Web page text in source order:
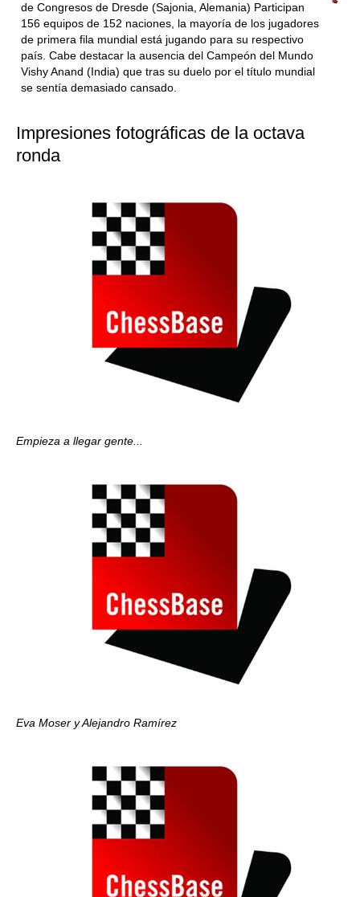
de Congresos de Dresde (Sajonia, Alemania) Participan
156 equipos de 152 naciones, la mayoría de los jugadores
de primera fila mundial está jugando para su respectivo
país. Cabe destacar la ausencia del Campeón del Mundo
Vishy Anand (India) que tras su duelo por el título mundial
se sentía demasiado cansado.
Impresiones fotográficas de la octava
ronda
Empieza a llegar gente...
Eva Moser y Alejandro Ramírez